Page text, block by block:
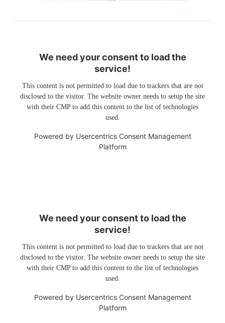
We need your consent to load the
service!
This content is not permitted to load due to trackers that are not
disclosed to the visitor. The website owner needs to setup the site
with their CMP to add this content to the list of technologies
used.
Powered by Usercentrics Consent Management
Platform
We need your consent to load the
service!
This content is not permitted to load due to trackers that are not
disclosed to the visitor. The website owner needs to setup the site
with their CMP to add this content to the list of technologies
used.
Powered by Usercentrics Consent Management
Platform